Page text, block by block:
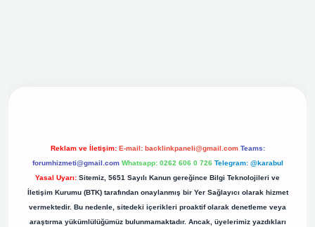
Reklam ve İletişim: E-mail: backlinkpaneli@gmail.com Teams:
forumhizmeti@gmail.com Whatsapp: 0262 606 0 726 Telegram: @karabul
Yasal Uyarı: Sitemiz, 5651 Sayılı Kanun gereğince Bilgi Teknolojileri ve
İletişim Kurumu (BTK) tarafından onaylanmış bir Yer Sağlayıcı olarak hizmet
vermektedir. Bu nedenle, sitedeki içerikleri proaktif olarak denetleme veya
araştırma yükümlülüğümüz bulunmamaktadır. Ancak, üyelerimiz yazdıkları